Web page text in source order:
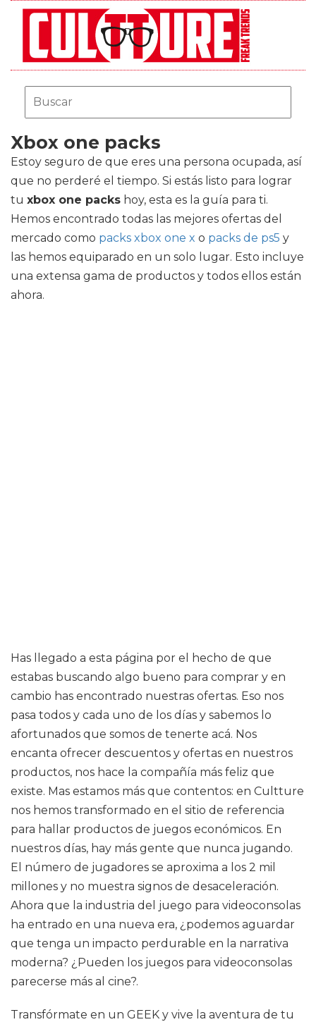
Xbox one packs
Estoy seguro de que eres una persona ocupada, así
que no perderé el tiempo. Si estás listo para lograr
tu xbox one packs hoy, esta es la guía para ti.
Hemos encontrado todas las mejores ofertas del
mercado como packs xbox one x o packs de ps5 y
las hemos equiparado en un solo lugar. Esto incluye
una extensa gama de productos y todos ellos están
ahora.
Has llegado a esta página por el hecho de que
estabas buscando algo bueno para comprar y en
cambio has encontrado nuestras ofertas. Eso nos
pasa todos y cada uno de los días y sabemos lo
afortunados que somos de tenerte acá. Nos
encanta ofrecer descuentos y ofertas en nuestros
productos, nos hace la compañía más feliz que
existe. Mas estamos más que contentos: en Cultture
nos hemos transformado en el sitio de referencia
para hallar productos de juegos económicos. En
nuestros días, hay más gente que nunca jugando.
El número de jugadores se aproxima a los 2 mil
millones y no muestra signos de desaceleración.
Ahora que la industria del juego para videoconsolas
ha entrado en una nueva era, ¿podemos aguardar
que tenga un impacto perdurable en la narrativa
moderna? ¿Pueden los juegos para videoconsolas
parecerse más al cine?.
Transfórmate en un GEEK y vive la aventura de tu